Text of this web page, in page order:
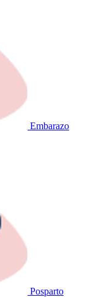
Embarazo
Posparto